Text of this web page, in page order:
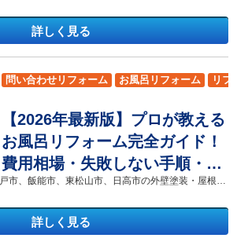
詳しく見る
【2026年最新版】プロが教える
お風呂リフォーム完全ガイド！
費用相場・失敗しない手順・主
要メーカーの特徴を徹底解説
皆様こんにちは！！ 坂戸市、飯能市、東松山市、日高市の外壁塗装・屋根リフォーム専門店 株式会社色彩デザインです！ 毎日使うお風呂の汚れが落ちにくくなったり、冬場の浴室が寒くて困ったりしていませんか。お風呂のリフォームは人生の中で何度も経験することではないため、一体いくらの費用がかかるのか、どのメーカーを選べば良いのか分からず不安になるものです。 この記事では、2026年における最新のお風呂リフォームの費用相場や、主要メーカーであるTOTO・LIXIL・パナソニックの特徴、そして工事で失敗しないための具体的な手順を徹底的に解説します。 この記事を読むと、ご自身の予算に合った最適な浴室プランの立て方や、さらには後悔しない業者選びの基準が明確に分かります。 築15年〜20年が経過して浴室の床のひび割れやカビに悩んでいるご家族や、これからの老後に備えて安全で暖かいユニットバスへ変更したいと考えているご家族はぜひ最後まで読んでみてください！ ▼合わせてチェック▼色彩デザインのショールーム [myphp file="comContactL01"] わが家の予算はいくら？【価格帯別】お風呂リフォームの費用相場とコストを抑えるコツ お風呂リフォームにかかる費用は、現在の浴室のタイプや新しく導入するユニットバスのグレードによって大きく変動します。一般的なマンションや戸建てのシステムバス交換であれば、中心となる費用相場は80万円から150万円の範囲内に収まるケースがほとんどです。タイル張りで作られた従来の在来工法から最新のユニットバスへ変更する場合は、基礎の補修工事や解体費用が余分にかかるため、120万円から180万円ほどの予算を見ておく必要があります。 予算に応じたお風呂リフォームの価格帯別の仕上がりと工事内容 お風呂リフォームの費用は、予算ごとに選べる製品のグレードや工事の規模が明確に変わります。 50万円から80万円の予算帯では、シンプルな機能を持つ普及型のユニットバスへの交換が可能になります。デザインやオプションは限られますが、限られた予算で綺麗なお風呂に一新したい方に最適な選択肢です。 80万円から120万円の中価格帯では、断熱床や高断熱浴槽といった人気の快適設備を標準で組み込むことができます。壁のカラーバリエーションも豊富に選べるようになるため、実用性とデザイン性のバランスが最も良い価格帯です。 120万円以上の高価格帯になると、人工大理石の浴槽や肩湯機能、高級感のある照明システムなどを搭載した最上級グレードの浴室を実現できます。ジェットバスや調光システムなどを導入して、まるでホテルのような贅沢な空間を作りたいこだわり派のご家族におすすめのプランです。 お風呂リフォームの費用を賢く抑えるための具体的なコストダウンの方法 お風呂リフォームの総額を抑えるためには、オプションの精査と自治体の補助金制度を賢く活用することが極めて重要です。 浴室乾燥機やジェットバスといった魅力的なオプションは、本当に日常的に使用するかどうかを家族でじっくり話し合って決めてください。ショールームに行くと全ての機能が魅力的に見えますが、不要な機能を削ることが最大のコストカットにつながります。 また、国や自治体では、省エネリフォームを対象とした補助金制度が実施されることがあります。最新の制度については事前に確認しましょう。バリアフリー化に伴う介護保険の給付金を申請することで、工事費用を大幅に減らすことが可能です。浴室の断熱改修や手すりの設置などは補助金の対象になりやすいため、事前の書類申請を忘れないように進める必要があります。 さらに、工事を依頼する際は施工体制によっては中間コストが発生する場合があります。見積もりを比較する際は、施工体制も確認すると安心です。自社施工で行う地元のリフォーム専門店に直接相談することで、無駄な中間マージンをカットして安く施工できます。 【TOTO・LIXIL・パナソニック】どこが違う？2026年おすすめ主要メーカーの機能・特徴比較 国内の主要水回りメーカーであるTOTO、LIXIL、パナソニックは、それぞれ独自の優れた技術を持ってお風呂製品を開発しています。メーカーごとの強みを理解しておくと、自分たちが浴室に求める最優先事項に合わせて最適な製品を選べるようになります。 国内で高いシェアを持つTOTOのお風呂が持つ特徴と心地よさの秘密 TOTOのお風呂は、毎日の入浴における身体への優しさと、圧倒的な掃除の手軽さを徹底的に追求している点が最大の強みです。 TOTOの代名詞とも言える「ほっカラリ床」は、床の内側にクッション層を持たせることで、畳のような柔らかい踏み心地を実現しています。この床は断熱性にも非常に優れているため、冬場の入浴一歩目でも足元がヒヤッと冷たくなる不快感を感じにくくしてくれます。 さらに、浴槽内のボタンを一段押すだけで自動的に浴槽を洗浄してくれる「そうじ浴槽」や、除菌水を床に吹きかける「床ワイパー洗浄」などの先進的なクリーン技術も選べます。水回り設備メーカーとし高い知名度がある安心感や、お風呂掃除の負担を徹底的に減らして楽をしたいご家族には、TOTOのシステムバスが最も適しています。 デザイン性と高い機能性を両立させたLIXILのお風呂が選ばれる理由 LIXILのお風呂は、洗練されたモダンなデザイン性と、お湯の心地よさを五感で楽しめる贅沢な機能が数多く揃っている点が特徴です。 LIXILの上級グレードに搭載されている「アクアフィール」と呼ばれる機能は、首から肩にかけて優しくお湯を注ぐ肩湯を楽しむことができます。毎日の入浴を極上のリラックスタイムに変えてくれます。 また、カウンターを簡単に取り外して丸洗いできる「まる洗いカウンター」や、排水口のゴミを渦の力でひとまとめにする「パッとくるりんポイ排水口」など、お手入れを簡単にする工夫も随所に施されています。浴室全体のインテリア性やカラーコーディネートにこだわり、視覚的にもリラックスできる空間を作りたいご家族にはLIXILがぴったりです。 家電メーカーならではの技術が光るパナソニックのお風呂の魅力 パナソニックのお風呂は、独自の酸素美泡湯技術やLED照明を駆使した、先進的なエステ空間と高い省エネ性能が大きな魅力となっています。 パナソニック独自の「酸素美泡湯」は、浴槽のお湯に微細な酸素の泡を発生させることで、入浴するだけで肌のうるおい感のある入浴を楽しめます。湯上がり後も身体のポカポカ感が長続きする独自の入浴機能です。 さらに、有機ガラス系の素材を使用した「スゴピカ浴槽」は、水垢や汚れが固着しにくく、軽い力で拭くだけで美しい輝きを長期間維持することができます。照明器具にもこだわりがあり、時間帯に合わせて光の色味や明るさを切り替えられる演出照明など、家電技術を応用した快適な空間演出が得意です。美容に対する関心が高いご家族や、最新のテクノロジーを活用して日々の疲れを癒やしたいご家族にはパナソニックが有力な選択肢の一つとなります。 後悔しないお風呂リフォームのポイント｜失敗事例から学ぶチェック項目 お風呂のリフォームでは、工事が終わった後に「こんなはずではなかった」と後悔する失敗事例が実は少なくありません。事前に失敗のパターンを把握しておくことで、図面の段階やショールームでの見学時に正しい判断をすることができます。 お風呂リフォームでよくある失敗事例とそれを防ぐための対策 お風呂のリフォームにおける最大の失敗事例は、浴室のカラー選びやサイズ選びに関して発生することが非常に多いです。 高級感を演出するために壁や浴槽を全面ブラックや濃いブラウンで統一したところ、水垢の白い汚れが想像以上に目立ってしまい、毎日の掃除が苦痛になってしまったという失敗談があります。濃い色の壁面は視覚的な引き締め効果がありますが、水滴が乾いた後のカルシウム分が白く浮き出るため、綺麗な状態を保つにはこまめな拭き上げ作業が必要不可欠になります。 また、リフォーム前よりも洗い場を広くしようとして浴槽のサイズを小さくした結果、足を伸ばしてゆったりとお湯に浸かれなくなり、入浴の満足度が下がってしまったというケースも存在します。浴室全体の限られたスペースの中で、洗い場の広さと浴槽の大きさのどちらを優先するべきかを、家族全員の入浴スタイルに合わせて慎重に検討しなければなりません。 高齢者の安全を守るためのバリアフリー化と断熱性能を高める重要性 家族全員が将来にわたって安全にお風呂を利用するためには、バリアフリー対応とヒートショック対策を最優先で設計する必要があります。 浴室の出入り口にある段差を完全に無くしてフラットな設計にすることは、高齢の家族だけでなく、小さな子どもがつまずいて転倒するリスクを大幅に軽減します。また、浴槽をまたぐ動作や立ち上がりの動作をサポートするために、最適な位置へ手すりを複数箇所設置しておくことが安全性を高める基本です。 さらに、冬場の急激な温度変化によって心臓に負担がかかるヒートショック現象を防ぐために、浴室全体の断熱材の追加や、浴室暖房乾燥機の導入は必須の項目と言えます。実際に私の実家でお風呂をリフォームした際にも、浴室暖房を設置したことで一番風呂に入る祖父母が「冬でも部屋の中と同じくらい暖かくて本当に快適だ」と大喜びしてくれました。 今回は、2026年における最新のお風呂リフォームの費用相場、主要メーカーであるTOTO・LIXIL・パナソニックのそれぞれの特徴、そして工事で後悔しないための注意点について詳しく解説してきました。 お風呂のリフォームは、予算の目安をしっかりと立てた上で、家族のライフスタイルに合ったメーカーの機能をショールームで実際に体験しながら選ぶことが成功への近道です。特に、冬場の寒さを解消する断熱性能の向上や、将来を見据えたバリアフリー設計は、家族全員の健康と安全を長きにわたって守るために欠かせないポイントとなります。失敗事例を教訓にしながら、信頼できる地元の施工業者と一緒に理想の浴室空間を作り上げていってください。 リフォーム専門店SDリフォームでは、坂戸市を中心としたエリアで、地域密着をモットーに坂戸市をメインにリフォームを行わせていただいております。是非！リフォームの事ならSDリフォームにお任せください！ ▼合わせてチェック▼色彩デザインのショールーム [myphp file="comContactL01"]
詳しく見る
問い合わせリフォーム お風呂リフォーム
リフ
毛呂山町
嵐山町 滑川町 鳩山町 越生町